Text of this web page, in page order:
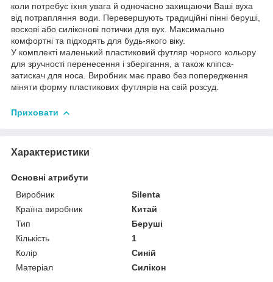
коли потребує їхня увага й одночасно захищаючи Ваші вуха
від потрапляння води. Перевершують традиційні пінні беруші,
воскові або силіконові потички для вух. Максимально
комфортні та підходять для будь-якого віку.
У комплекті маленький пластиковий футляр чорного кольору
для зручності перенесення і зберігання, а також кліпса-
затискач для носа. Виробник має право без попередження
міняти форму пластикових футлярів на свій розсуд.
Приховати
Характеристики
Основні атрибути
Виробник
Silenta
Країна виробник
Китай
Тип
Беруші
Кількість
1
Колір
Синій
Матеріал
Силікон